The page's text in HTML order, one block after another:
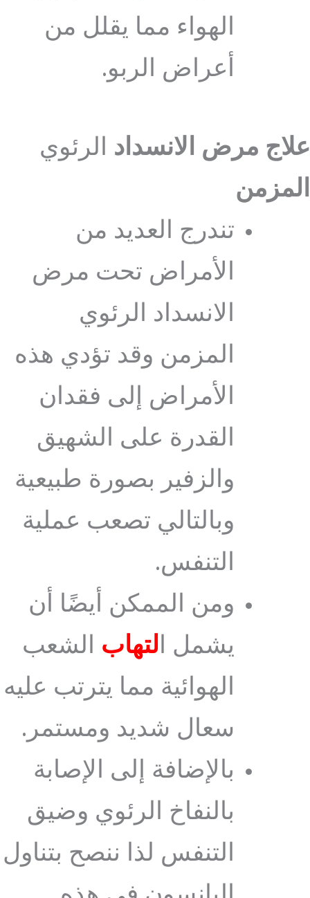
الهواء مما يقلل من
أعراض الربو.
علاج مرض الانسداد الرئوي
المزمن
تندرج العديد من
الأمراض تحت مرض
الانسداد الرئوي
المزمن وقد تؤدي هذه
الأمراض إلى فقدان
القدرة على الشهيق
والزفير بصورة طبيعية
وبالتالي تصعب عملية
التنفس.
ومن الممكن أيضًا أن
يشمل التهاب الشعب
الهوائية مما يترتب عليه
سعال شديد ومستمر.
بالإضافة إلى الإصابة
بالنفاخ الرئوي وضيق
التنفس لذا ننصح بتناول